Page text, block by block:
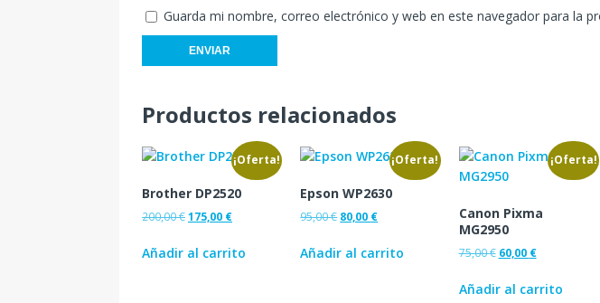
Guarda mi nombre, correo electrónico y web en este navegador para la
Productos relacionados
¡Oferta!
Brother DP2520
200,00€175,00 €
Añadir al carrito
¡Oferta!
Epson WP2630
95,00€ 80,00 €
Añadir al carrito
¡Oferta!
Canon Pixma
MG2950
75,00€ 60,00 €
Añadir al carrito